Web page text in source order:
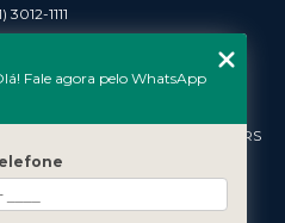
3012-1111
7 e 8 - Petrópolis - Porto Alegre - RS
007
Fale agora pelo WhatsApp